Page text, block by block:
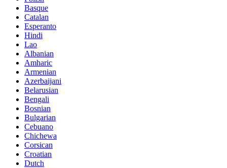
Basque
Catalan
Esperanto
Hindi
Lao
Albanian
Amharic
Armenian
Azerbaijani
Belarusian
Bengali
Bosnian
Bulgarian
Cebuano
Chichewa
Corsican
Croatian
Dutch